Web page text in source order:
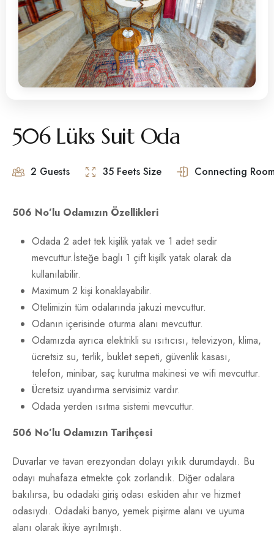
506 Lüks Suit Oda
2 Guests 35 Feets Size Connecting
506 No’lu Odamızın Özellikleri
Odada 2 adet tek kişilik yatak ve 1 adet sedir
mevcuttur.İsteğe baglı 1 çift kişilk yatak olarak da
kullanılabilir.
Maximum 2 kişi konaklayabilir.
Otelimizin tüm odalarında jakuzi mevcuttur.
Odanın içerisinde oturma alanı mevcuttur.
Odamızda ayrıca elektrikli su ısıtıcısı, televizyon, klima,
ücretsiz su, terlik, buklet sepeti, güvenlik kasası,
telefon, minibar, saç kurutma makinesi ve wifi mevcuttur.
Ücretsiz uyandırma servisimiz vardır.
Odada yerden ısıtma sistemi mevcuttur.
506 No’lu Odamızın Tarihçesi
Duvarlar ve tavan erezyondan dolayı yıkık durumdaydı. Bu
odayı muhafaza etmekte çok zorlandık. Diğer odalara
bakılırsa, bu odadaki giriş odası eskiden ahır ve hizmet
odasıydı. Odadaki banyo, yemek pişirme alanı ve uyuma
alanı olarak ikiye ayrılmıştı.